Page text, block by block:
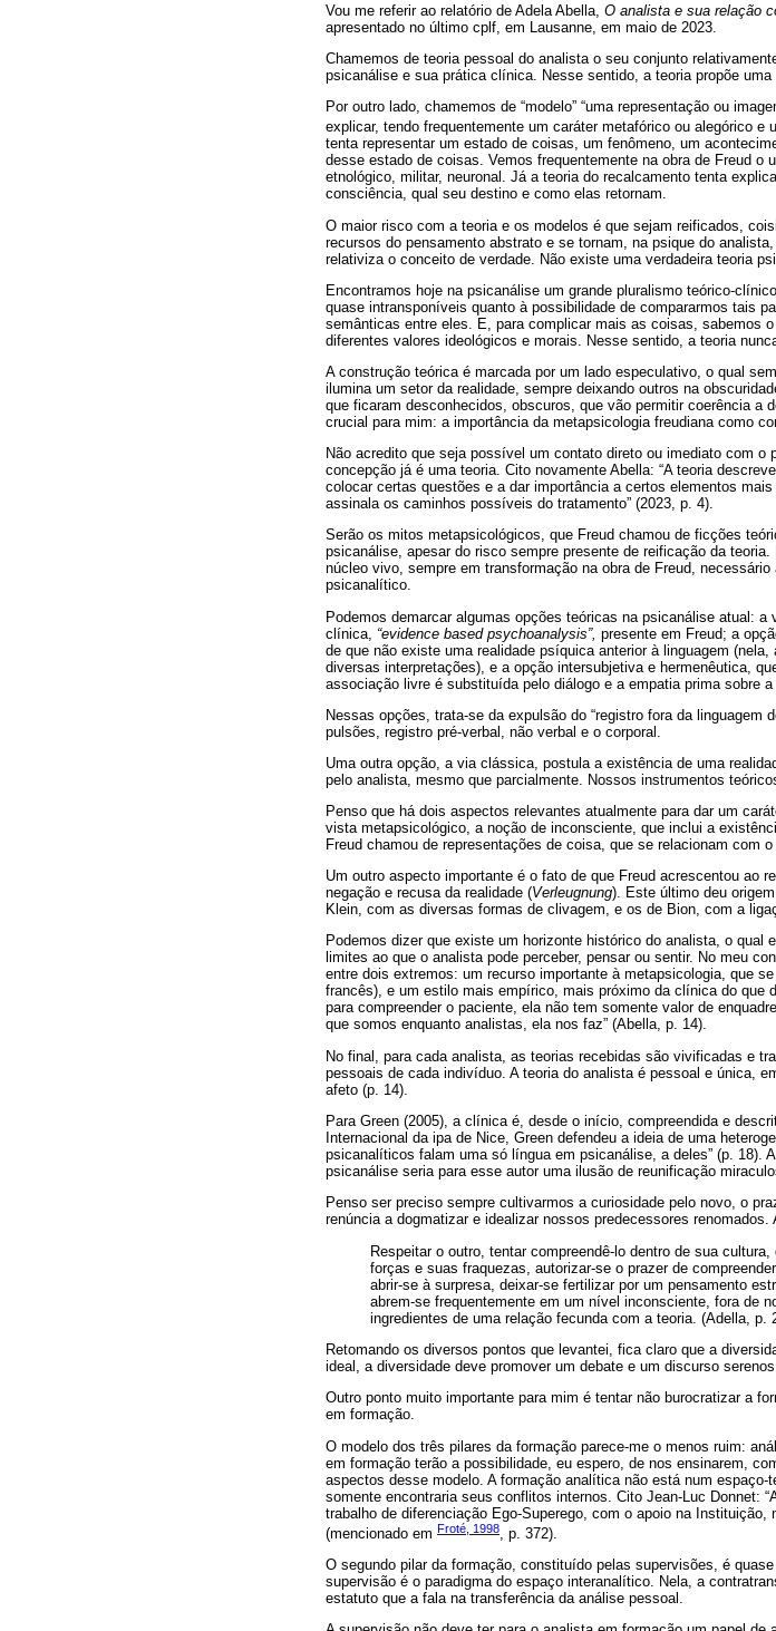
Vou me referir ao relatório de Adela Abella, O analista e sua relação
apresentado no último cplf, em Lausanne, em maio de 2023.
Chamemos de teoria pessoal do analista o seu conjunto
psicanálise e sua prática clínica. Nesse sentido, a teoria propõe
Por outro lado, chamemos de “modelo” “uma representação ou
explicar, tendo frequentemente um caráter metafórico ou alegórico e
tenta representar um estado de coisas, um fenômeno, um
desse estado de coisas. Vemos frequentemente na obra de Freud o
etnológico, militar, neuronal. Já a teoria do recalcamento tenta
consciência, qual seu destino e como elas retornam.
O maior risco com a teoria e os modelos é que sejam reificados,
recursos do pensamento abstrato e se tornam, na psique do
relativiza o conceito de verdade. Não existe uma verdadeira teoria
Encontramos hoje na psicanálise um grande pluralismo teórico-
quase intransponíveis quanto à possibilidade de compararmos tais
semânticas entre eles. E, para complicar mais as coisas, sabemos
diferentes valores ideológicos e morais. Nesse sentido, a teoria
A construção teórica é marcada por um lado especulativo, o qual
ilumina um setor da realidade, sempre deixando outros na
que ficaram desconhecidos, obscuros, que vão permitir coerência a
crucial para mim: a importância da metapsicologia freudiana como
Não acredito que seja possível um contato direto ou imediato com
concepção já é uma teoria. Cito novamente Abella: “A teoria
colocar certas questões e a dar importância a certos elementos
assinala os caminhos possíveis do tratamento” (2023, p. 4).
Serão os mitos metapsicológicos, que Freud chamou de ficções
psicanálise, apesar do risco sempre presente de reificação da
núcleo vivo, sempre em transformação na obra de Freud,
psicanalítico.
Podemos demarcar algumas opções teóricas na psicanálise atual:
clínica, “evidence based psychoanalysis”, presente em Freud; a
de que não existe uma realidade psíquica anterior à linguagem
diversas interpretações), e a opção intersubjetiva e hermenêutica,
associação livre é substituída pelo diálogo e a empatia prima sobre a
Nessas opções, trata-se da expulsão do “registro fora da linguagem
pulsões, registro pré-verbal, não verbal e o corporal.
Uma outra opção, a via clássica, postula a existência de uma
pelo analista, mesmo que parcialmente. Nossos instrumentos
Penso que há dois aspectos relevantes atualmente para dar um
vista metapsicológico, a noção de inconsciente, que inclui a
Freud chamou de representações de coisa, que se relacionam com
Um outro aspecto importante é o fato de que Freud acrescentou ao
negação e recusa da realidade (Verleugnung). Este último deu
Klein, com as diversas formas de clivagem, e os de Bion, com a
Podemos dizer que existe um horizonte histórico do analista, o qual
limites ao que o analista pode perceber, pensar ou sentir. No meu
entre dois extremos: um recurso importante à metapsicologia, que
francês), e um estilo mais empírico, mais próximo da clínica do que
para compreender o paciente, ela não tem somente valor de
que somos enquanto analistas, ela nos faz” (Abella, p. 14).
No final, para cada analista, as teorias recebidas são vivificadas e
pessoais de cada indivíduo. A teoria do analista é pessoal e única,
afeto (p. 14).
Para Green (2005), a clínica é, desde o início, compreendida e
Internacional da ipa de Nice, Green defendeu a ideia de uma
psicanalíticos falam uma só língua em psicanálise, a deles” (p. 18).
psicanálise seria para esse autor uma ilusão de reunificação
Penso ser preciso sempre cultivarmos a curiosidade pelo novo, o
renúncia a dogmatizar e idealizar nossos predecessores
Respeitar o outro, tentar compreendê-lo dentro de sua
forças e suas fraquezas, autorizar-se o prazer de
abrir-se à surpresa, deixar-se fertilizar por um pensamento
abrem-se frequentemente em um nível inconsciente, fora de
ingredientes de uma relação fecunda com a teoria. (Adella, p.
Retomando os diversos pontos que levantei, fica claro que a
ideal, a diversidade deve promover um debate e um discurso
Outro ponto muito importante para mim é tentar não burocratizar a
em formação.
O modelo dos três pilares da formação parece-me o menos ruim:
em formação terão a possibilidade, eu espero, de nos ensinarem,
aspectos desse modelo. A formação analítica não está num
somente encontraria seus conflitos internos. Cito Jean-Luc Donnet:
trabalho de diferenciação Ego-Superego, com o apoio na
(mencionado em Froté, 1998
, p. 372).
O segundo pilar da formação, constituído pelas supervisões, é
supervisão é o paradigma do espaço interanalítico. Nela, a
estatuto que a fala na transferência da análise pessoal.